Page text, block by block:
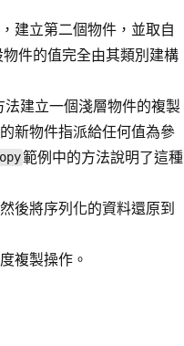
建立第二個物件，並取自
件的值完全由其類別建構
法建立一個淺層物件的複製
新物件指派給任何值為參
範例中的方法說明了這種
後將序列化的資料還原到
複製操作。